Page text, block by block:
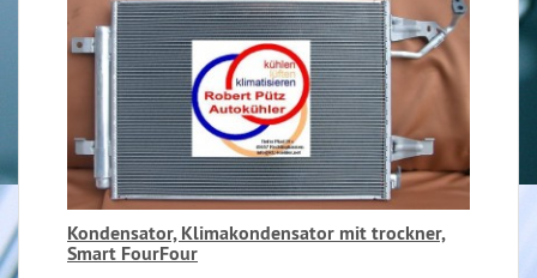
Kondensator, Klimakondensator mit trockner,
Smart FourFour